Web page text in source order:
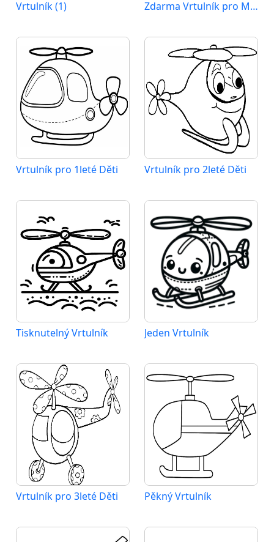
Vrtulník (1) Zdarma Vrtulník pro Malé Děti
Vrtulník pro 1leté Děti Vrtulník pro 2leté Děti
Tisknutelný Vrtulník Jeden Vrtulník
Vrtulník pro 3leté Děti Pěkný Vrtulník